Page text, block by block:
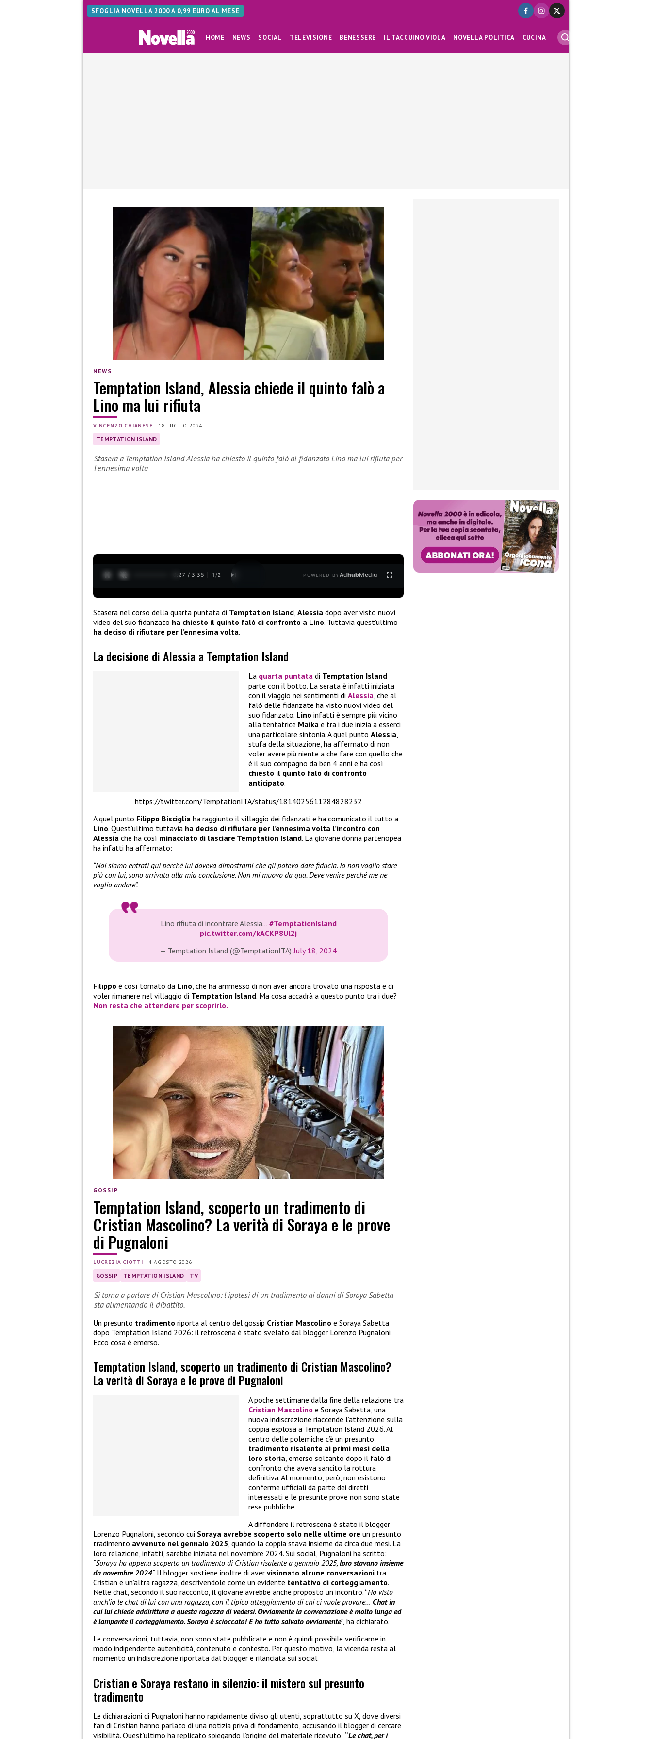
SFOGLIA NOVELLA 2000 A 0,99 EURO AL MESE
HOME NEWS SOCIAL TELEVISIONE BENESSERE IL TACCUINO VIOLA NOVELLA POLITICA CUCINA
NEWS
Temptation Island, Alessia chiede il quinto falò a
Lino ma lui rifiuta
VINCENZO CHIANESE | 18 LUGLIO 2024
TEMPTATION ISLAND
Stasera a Temptation Island Alessia ha chiesto il quinto falò al fidanzato Lino ma lui rifiuta per
l’ennesima volta
0:28 / 3:35 1 /2 POWERED BYAdhubMedia
Stasera nel corso della quarta puntata di Temptation Island Alessia dopo aver visto nuovi
video del suo fidanzato ha chiesto il quinto falò di confronto a Lino. Tuttavia quest’ultimo
ha deciso di rifiutare per l’ennesima volta.
La decisione di Alessia a Temptation Island
La quarta puntata di Temptation Island
parte con il botto. La serata è infatti iniziata
con il viaggio nei sentimenti di Alessia, che al
falò delle fidanzate ha visto nuovi video del
suo fidanzato. Lino infatti è sempre più vicino
alla tentatrice Maika e tra i due inizia a esserci
una particolare sintonia. A quel punto Alessia,
stufa della situazione, ha affermato di non
voler avere più niente a che fare con quello che
è il suo compagno da ben 4 anni e ha così
chiesto il quinto falò di confronto
anticipato.
https://twitter.com/TemptationITA/status/1814025611284828232
A quel punto Filippo Bisciglia ha raggiunto il villaggio dei fidanzati e ha comunicato il tutto a
Lino. Quest’ultimo tuttavia ha deciso di rifiutare per l’ennesima volta l’incontro con
Alessia che ha così minacciato di lasciare Temptation Island. La giovane donna partenopea
ha infatti ha affermato:
“Noi siamo entrati qui perché lui doveva dimostrami che gli potevo dare fiducia. Io non voglio stare
più con lui, sono arrivata alla mia conclusione. Non mi muovo da qua. Deve venire perché me ne
voglio andare”.
Lino rifiuta di incontrare Alessia… #TemptationIsland
pic.twitter.com/kACKP8Ul2j
— Temptation Island (@TemptationITA)July 18, 2024
Filippo è così tornato da Lino, che ha ammesso di non aver ancora trovato una risposta e di
voler rimanere nel villaggio di Temptation Island. Ma cosa accadrà a questo punto tra i due?
Non resta che attendere per scoprirlo.
GOSSIP
Temptation Island, scoperto un tradimento di
Cristian Mascolino? La verità di Soraya e le prove
di Pugnaloni
LUCREZIA CIOTTI |4 AGOSTO 2026
GOSSIP TEMPTATION ISLAND TV
Si torna a parlare di Cristian Mascolino: l’ipotesi di un tradimento ai danni di Soraya Sabetta
sta alimentando il dibattito.
Un presunto tradimento riporta al centro del gossip Cristian Mascolino e Soraya Sabetta
dopo Temptation Island 2026: il retroscena è stato svelato dal blogger Lorenzo Pugnaloni.
Ecco cosa è emerso.
Temptation Island, scoperto un tradimento di Cristian Mascolino?
La verità di Soraya e le prove di Pugnaloni
A poche settimane dalla fine della relazione tra
Cristian Mascolino e Soraya Sabetta, una
nuova indiscrezione riaccende l’attenzione sulla
coppia esplosa a Temptation Island 2026. Al
centro delle polemiche c’è un presunto
tradimento risalente ai primi mesi della
loro storia, emerso soltanto dopo il falò di
confronto che aveva sancito la rottura
definitiva. Al momento, però, non esistono
conferme ufficiali da parte dei diretti
interessati e le presunte prove non sono state
rese pubbliche.
A diffondere il retroscena è stato il blogger
Lorenzo Pugnaloni, secondo cui Soraya avrebbe scoperto solo nelle ultime ore un presunto
tradimento avvenuto nel gennaio 2025, quando la coppia stava insieme da circa due mesi. La
loro relazione, infatti, sarebbe iniziata nel novembre 2024. Sui social, Pugnaloni ha scritto:
“Soraya ha appena scoperto un tradimento di Cristian risalente a gennaio 2025, loro stavano insieme
da novembre 2024“. Il blogger sostiene inoltre di aver visionato alcune conversazioni tra
Cristian e un’altra ragazza, descrivendole come un evidente tentativo di corteggiamento.
Nelle chat, secondo il suo racconto, il giovane avrebbe anche proposto un incontro. “Ho visto
anch’io le chat di lui con una ragazza, con il tipico atteggiamento di chi ci vuole provare… Chat in
cui lui chiede addirittura a questa ragazza di vedersi. Ovviamente la conversazione è molto lunga ed
è lampante il corteggiamento. Soraya è scioccata! E ho tutto salvato ovviamente“, ha dichiarato.
Le conversazioni, tuttavia, non sono state pubblicate e non è quindi possibile verificarne in
modo indipendente autenticità, contenuto e contesto. Per questo motivo, la vicenda resta al
momento un’indiscrezione riportata dal blogger e rilanciata sui social.
Cristian e Soraya restano in silenzio: il mistero sul presunto
tradimento
Le dichiarazioni di Pugnaloni hanno rapidamente diviso gli utenti, soprattutto su X, dove diversi
fan di Cristian hanno parlato di una notizia priva di fondamento, accusando il blogger di cercare
visibilità. Quest’ultimo ha replicato spiegando l’origine del materiale ricevuto: “Le chat, per i